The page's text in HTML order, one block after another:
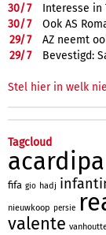
30/7
Interesse in
30/7
Ook AS
29/7
AZ neemt
29/7 Bevestigd:
Stel hier in welk
Tagcloud
fifa gio hadj
nieuwkoop persie
valente